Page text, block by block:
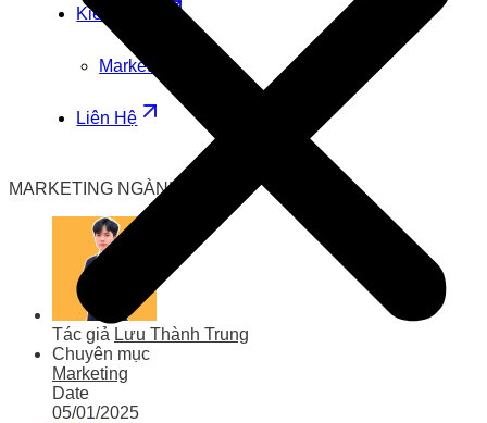
Kiến Thức
Marketing
Liên Hệ
MARKETING NGÀNH IN ẤN
Tác giả Lưu Thành Trung
Chuyên mục
Marketing
Date
05/01/2025